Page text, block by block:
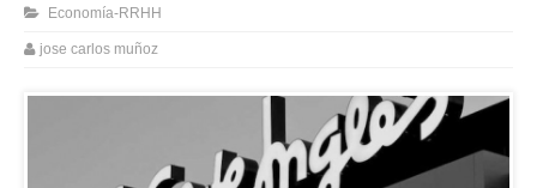
Economía-RRHH
jose carlos muñoz